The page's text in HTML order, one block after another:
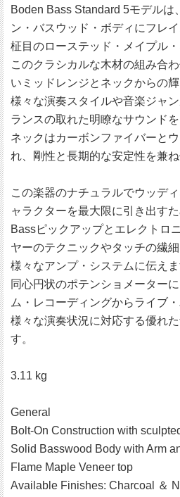
Boden Bass Standard 5モデルは
ン・バスウッド・ボディにフレ
柾目のローステッド・メイプル
このクラシカルな木材の組み合
いミッドレンジとネックからの
様々な演奏スタイルや音楽ジャ
ランスの取れた明瞭なサウンドを
ネックはカーボンファイバーと
れ、剛性と長期的な安定性を兼ね
この楽器のナチュラルでウッデ
ャラクターを最大限に引き出す
Bassピックアップとエレクトロ
ヤーのテクニックやタッチの繊
様々なアンプ・システムに伝えま
同心円状のポテンショメーター
ム・レコーディングからライブ
様々な演奏状況に対応する優れ
す。
3.11 kg
General
Bolt-On Construction with
Solid Basswood Body with Arm
Flame Maple Veneer top
Available Finishes: Charcoal ＆